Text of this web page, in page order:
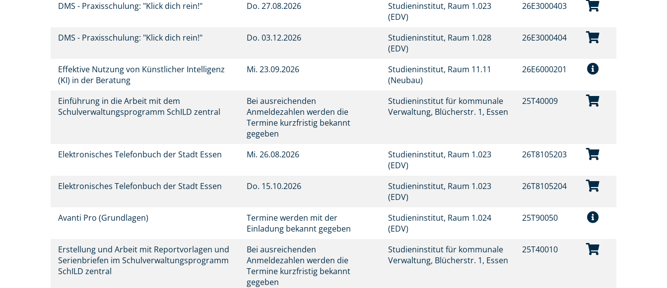
DMS - Praxisschulung: "Klick dich rein!" Do. 27.08.2026
Studieninstitut, Raum 1.023
(EDV)
26E3000403
DMS - Praxisschulung: "Klick dich rein!" Do. 03.12.2026
Studieninstitut, Raum 1.028
(EDV)
26E3000404
Effektive Nutzung von Künstlicher Intelligenz
(KI) in der Beratung
Mi. 23.09.2026
Studieninstitut, Raum 11.11
(Neubau)
26E6000201
Einführung in die Arbeit mit dem
Schulverwaltungsprogramm SchILD zentral
Bei ausreichenden
Anmeldezahlen werden die
Termine kurzfristig bekannt
gegeben
Studieninstitut für kommunale
Verwaltung, Blücherstr. 1, Essen
25T40009
Elektronisches Telefonbuch der Stadt Essen Mi. 26.08.2026
Studieninstitut, Raum 1.023
(EDV)
26T8105203
Elektronisches Telefonbuch der Stadt Essen Do. 15.10.2026
Studieninstitut, Raum 1.023
(EDV)
26T8105204
Avanti Pro (Grundlagen)
Termine werden mit der
Einladung bekannt gegeben
Studieninstitut, Raum 1.024
(EDV)
25T90050
Erstellung und Arbeit mit Reportvorlagen und
Serienbriefen im Schulverwaltungsprogramm
SchILD zentral
Bei ausreichenden
Anmeldezahlen werden die
Termine kurzfristig bekannt
gegeben
Studieninstitut für kommunale
Verwaltung, Blücherstr. 1, Essen
25T40010